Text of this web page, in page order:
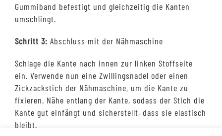
Gummiband befestigt und gleichzeitig die Kanten
umschlingt.
Schritt 3: Abschluss mit der Nähmaschine
Schlage die Kante nach innen zur linken Stoffseite
ein. Verwende nun eine Zwillingsnadel oder einen
Zickzackstich der Nähmaschine, um die Kante zu
fixieren. Nähe entlang der Kante, sodass der Stich die
Kante gut einfängt und sicherstellt, dass sie elastisch
bleibt.